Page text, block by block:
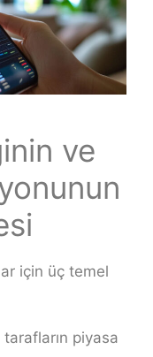
ve
için üç temel
piyasa